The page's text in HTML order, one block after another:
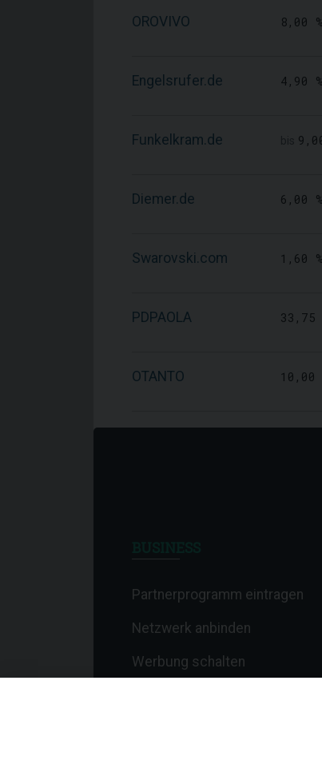
OROVIVO 8,00 %
Engelsrufer.de 4,90 %
Funkelkram.de
Diemer.de 6,00 %
Swarovski.com 1,60 %
PDPAOLA 33,75
OTANTO 10,00
Partnerprogramm eintragen
Netzwerk anbinden
Werbung schalten